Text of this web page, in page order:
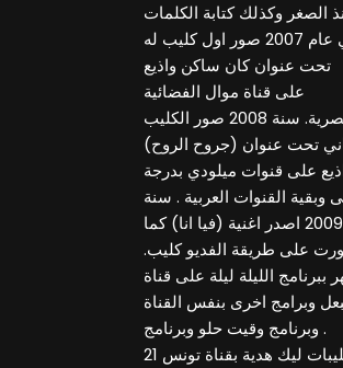
الصغر وكذلك كتابة الكلمات
في عام 2007 صور اول كليب له
تحت عنوان كان ساكن واذيع
على قناة موال الفضائية
المصرية. سنة 2008 صور الكليب
تحت عنوان (جروح الروح)
على قنوات ميلودي بدرجة
وبقية القنوات العربية . سنة
2009 اصدر اغنية (فيا انا) كما
على طريقة الفديو كليب.
ببرنامج الليلة ليلة على قناة
وبرامج اخرى بنفس القناة
. وبرنامج وقيت حلو وبرنامج
الكليبات ليك هدية بقناة تونس 21